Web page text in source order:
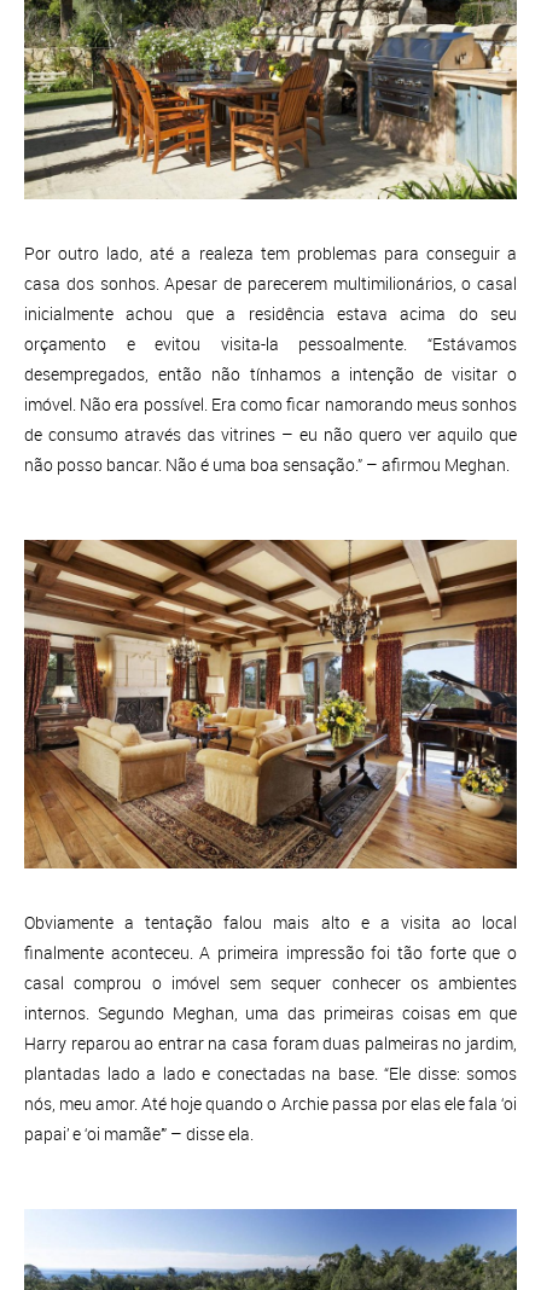
Por outro lado, até a realeza tem problemas para conseguir a
casa dos sonhos. Apesar de parecerem multimilionários, o casal
inicialmente achou que a residência estava acima do seu
orçamento e evitou visita-la pessoalmente. “Estávamos
desempregados, então não tínhamos a intenção de visitar o
imóvel. Não era possível. Era como ficar namorando meus sonhos
de consumo através das vitrines – eu não quero ver aquilo que
não posso bancar. Não é uma boa sensação.” – afirmou Meghan.
Obviamente a tentação falou mais alto e a visita ao local
finalmente aconteceu. A primeira impressão foi tão forte que o
casal comprou o imóvel sem sequer conhecer os ambientes
internos. Segundo Meghan, uma das primeiras coisas em que
Harry reparou ao entrar na casa foram duas palmeiras no jardim,
plantadas lado a lado e conectadas na base. “Ele disse: somos
nós, meu amor. Até hoje quando o Archie passa por elas ele fala ‘oi
papai’ e ‘oi mamãe’” – disse ela.